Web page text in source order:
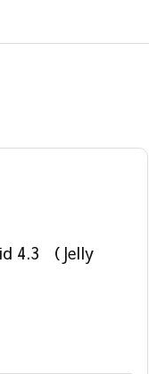
4.3 （Jelly